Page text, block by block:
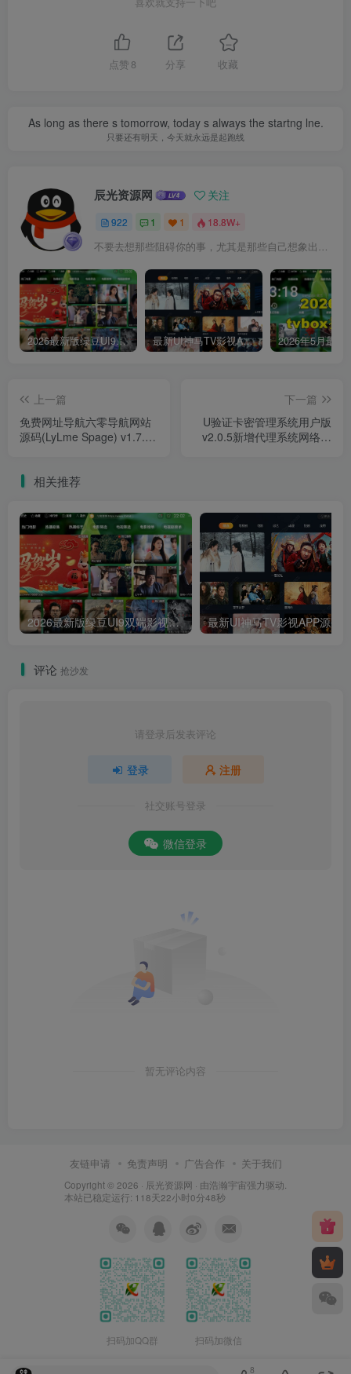
点赞 8 分享 收藏
As long as there s tomorrow, today s always the startng lne.
只要还有明天，今天就永远是起跑线
辰光资源网 关注
922 1 1 18.8W+
不要去想那些阻碍你的事，尤其是那些自己想象出来的事
2026最新版绿豆UI9双端影视APP源码 最新UI神马TV影视APP源码 乐檬影视苹果CMS后台 包含前后端源码
上一篇
免费网址导航六零导航网站
源码(LyLme Spage) v1.7.0
下一篇
U验证卡密管理系统用户版
v2.0.5新增代理系统网络验
相关推荐
2026最新版绿豆UI9双端影视APP源码
评论 抢沙发
请登录后发表评论
登录 注册
社交账号登录
微信登录
暂无评论内容
友链申请 免责声明 广告合作 关于我们
Copyright © 2026 · 辰光资源网 · 由浩瀚宇宙强力驱动.
本站已稳定运行: 118天22小时0分48秒
扫码加QQ群 扫码加微信
8